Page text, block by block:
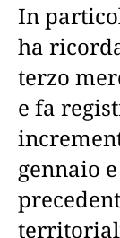
In
ha
terzo
e fa
gennaio